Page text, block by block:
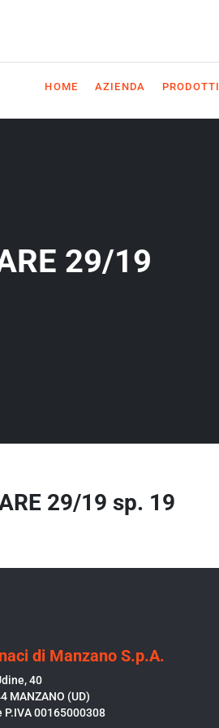
HOME AZIENDA PRODOTTI
29/19
29/19 sp. 19
di Manzano S.p.A.
40
MANZANO (UD)
P.IVA 00165000308